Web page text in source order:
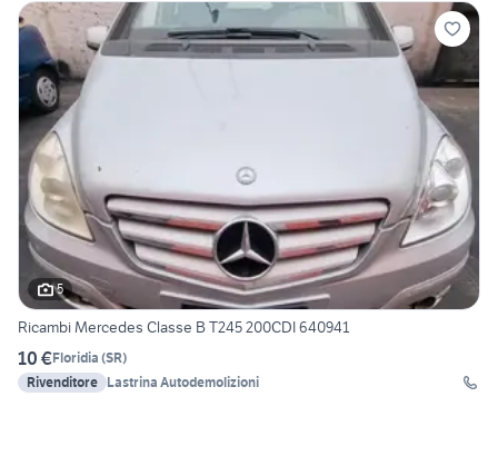
5
Ricambi Mercedes Classe B T245 200CDI 640941
10 €Floridia (SR)
Rivenditore Lastrina Autodemolizioni